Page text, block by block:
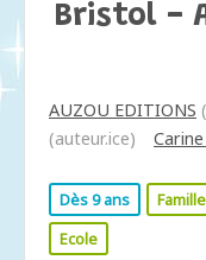
Bristol -
AUZOU EDITIONS
(auteur.ice)
Dès 9 ans
Ecole